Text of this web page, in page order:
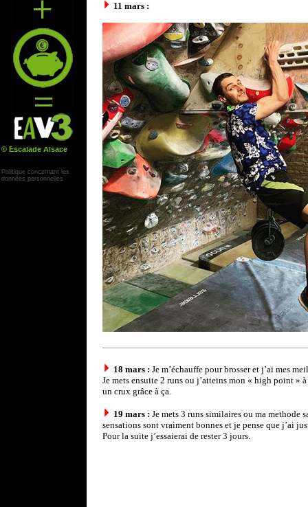
© Escalade Alsace
Politique concernant les
données personnelles
11 mars :
18 mars : Je m’échauffe pour brosser et j’ai mes
Je mets ensuite 2 runs ou j’atteins mon « high point »
un crux grâce à ça.
19 mars : Je mets 3 runs similaires ou ma methode
sensations sont vraiment bonnes et je pense que j’ai
Pour la suite j’essaierai de rester 3 jours.